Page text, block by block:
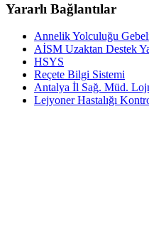
Yararlı Bağlantılar
Annelik Yolculuğu
AİSM Uzaktan Destek
HSYS
Reçete Bilgi Sistemi
Antalya İl Sağ. Müd.
Lejyoner Hastalığı